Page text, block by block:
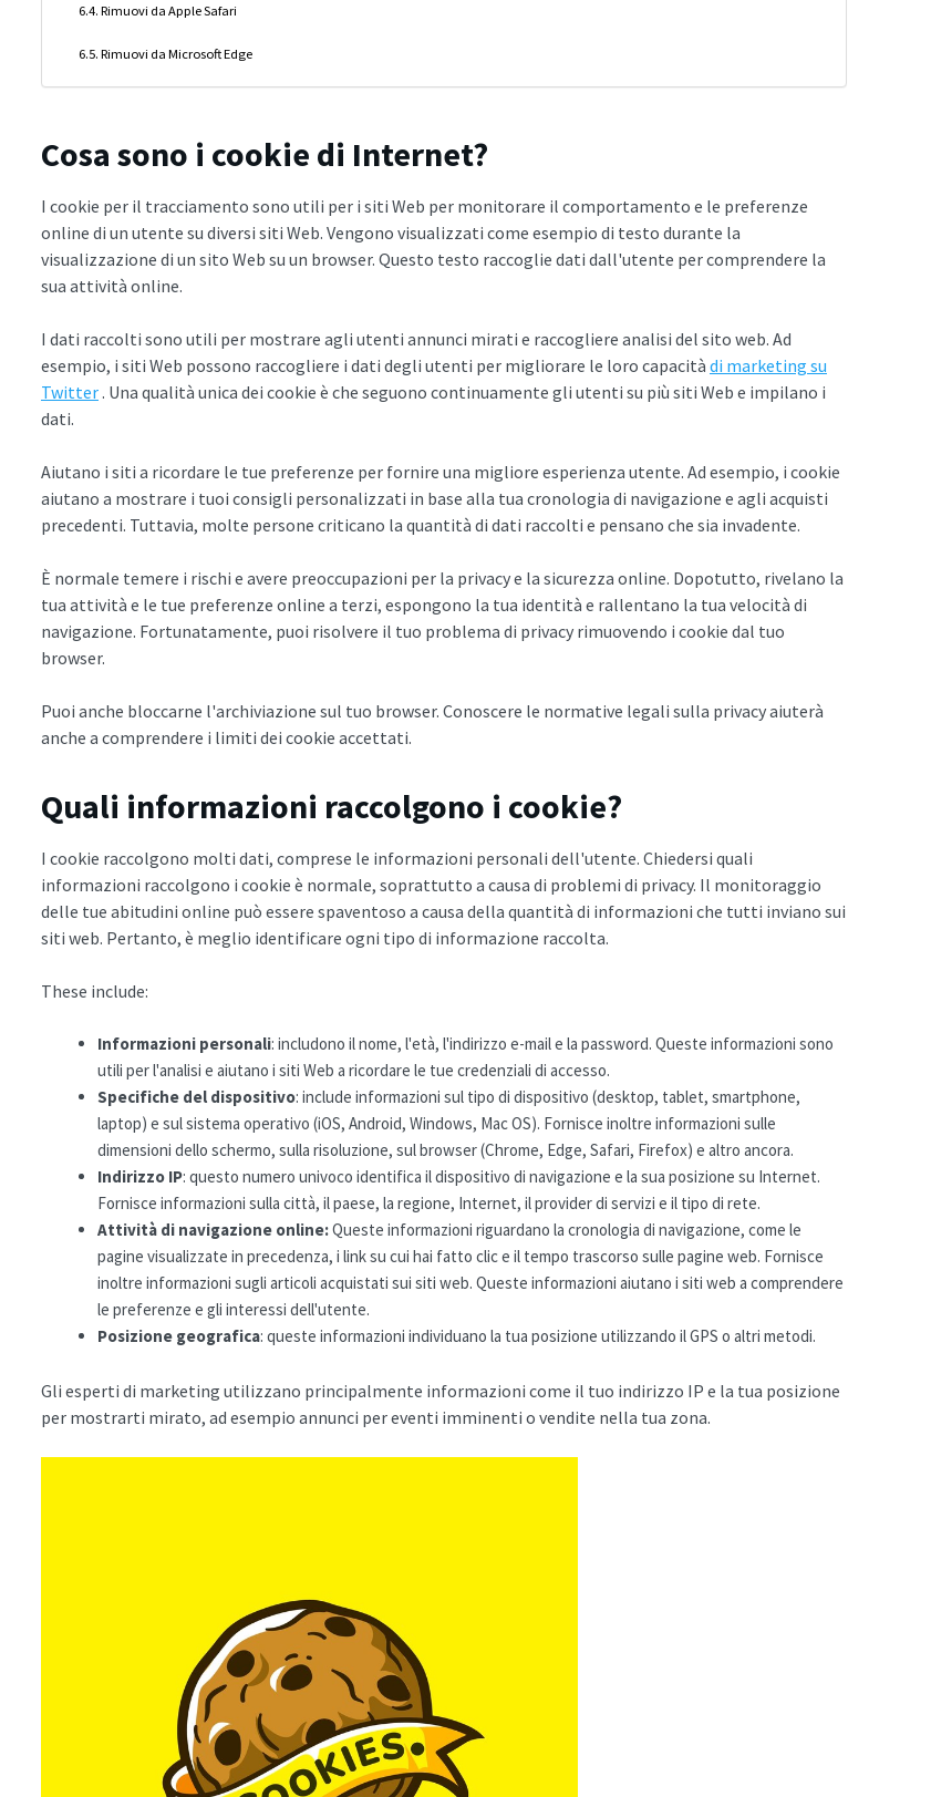
Rimuovi da Apple Safari
Rimuovi da Microsoft Edge
Cosa sono i cookie di Internet?
I cookie per il tracciamento sono utili per i siti Web per monitorare il comportamento e le preferenze
online di un utente su diversi siti Web. Vengono visualizzati come esempio di testo durante la
visualizzazione di un sito Web su un browser. Questo testo raccoglie dati dall'utente per comprendere la
sua attività online.
I dati raccolti sono utili per mostrare agli utenti annunci mirati e raccogliere analisi del sito web. Ad
esempio, i siti Web possono raccogliere i dati degli utenti per migliorare le loro capacità di marketing su
Twitter. Una qualità unica dei cookie è che seguono continuamente gli utenti su più siti Web e impilano i
dati.
Aiutano i siti a ricordare le tue preferenze per fornire una migliore esperienza utente. Ad esempio, i cookie
aiutano a mostrare i tuoi consigli personalizzati in base alla tua cronologia di navigazione e agli acquisti
precedenti. Tuttavia, molte persone criticano la quantità di dati raccolti e pensano che sia invadente.
È normale temere i rischi e avere preoccupazioni per la privacy e la sicurezza online. Dopotutto, rivelano la
tua attività e le tue preferenze online a terzi, espongono la tua identità e rallentano la tua velocità di
navigazione. Fortunatamente, puoi risolvere il tuo problema di privacy rimuovendo i cookie dal tuo
browser.
Puoi anche bloccarne l'archiviazione sul tuo browser. Conoscere le normative legali sulla privacy aiuterà
anche a comprendere i limiti dei cookie accettati.
Quali informazioni raccolgono i cookie?
I cookie raccolgono molti dati, comprese le informazioni personali dell'utente. Chiedersi quali
informazioni raccolgono i cookie è normale, soprattutto a causa di problemi di privacy. Il monitoraggio
delle tue abitudini online può essere spaventoso a causa della quantità di informazioni che tutti inviano sui
siti web. Pertanto, è meglio identificare ogni tipo di informazione raccolta.
These include:
Informazioni personali: includono il nome, l'età, l'indirizzo e-mail e la password. Queste informazioni sono
utili per l'analisi e aiutano i siti Web a ricordare le tue credenziali di accesso.
Specifiche del dispositivo: include informazioni sul tipo di dispositivo (desktop, tablet, smartphone,
laptop) e sul sistema operativo (iOS, Android, Windows, Mac OS). Fornisce inoltre informazioni sulle
dimensioni dello schermo, sulla risoluzione, sul browser (Chrome, Edge, Safari, Firefox) e altro ancora.
Indirizzo IP: questo numero univoco identifica il dispositivo di navigazione e la sua posizione su Internet.
Fornisce informazioni sulla città, il paese, la regione, Internet, il provider di servizi e il tipo di rete.
Attività di navigazione online:Queste informazioni riguardano la cronologia di navigazione, come le
pagine visualizzate in precedenza, i link su cui hai fatto clic e il tempo trascorso sulle pagine web. Fornisce
inoltre informazioni sugli articoli acquistati sui siti web. Queste informazioni aiutano i siti web a comprendere
le preferenze e gli interessi dell'utente.
Posizione geografica: queste informazioni individuano la tua posizione utilizzando il GPS o altri metodi.
Gli esperti di marketing utilizzano principalmente informazioni come il tuo indirizzo IP e la tua posizione
per mostrarti mirato, ad esempio annunci per eventi imminenti o vendite nella tua zona.